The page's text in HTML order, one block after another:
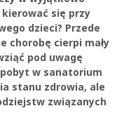
się przy
dzieci? Przede
chorobę cierpi mały
pod uwagę
w sanatorium
stanu zdrowia, ale
związanych